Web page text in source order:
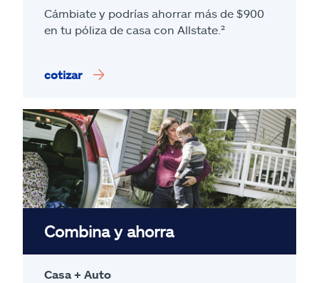
Cámbiate y podrías ahorrar más de $900
en tu póliza de casa con Allstate.²
cotizar
Combina y ahorra
Casa + Auto